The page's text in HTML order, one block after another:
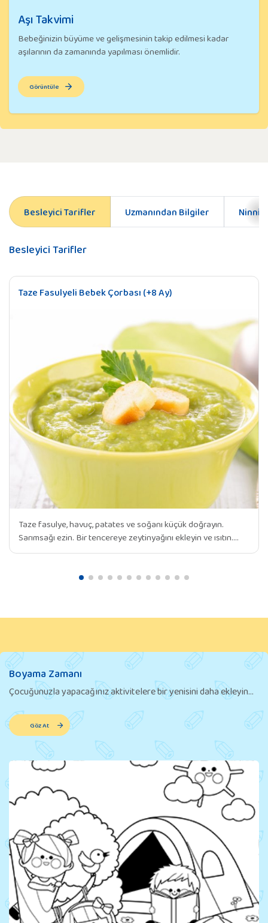
Aşı Takvimi
Bebeğinizin büyüme ve gelişmesinin takip edilmesi kadar
aşılarının da zamanında yapılması önemlidir.
Görüntüle
Besleyici Tarifler Uzmanından Bilgiler
Besleyici Tarifler
Taze Fasulyeli Bebek Çorbası (+8 Ay)
Taze fasulye, havuç, patates ve soğanı küçük doğrayın.
Sarımsağı ezin. Bir tencereye zeytinyağını ekleyin ve ısıtın.
Soğan ve sarımsağı ekleyin ve yumuşayana kadar soteleyin.
Birkaç dakika boyunca sebzeleri karıştırarak soteleyin.
pişirin. […]
Boyama Zamanı
Çocuğunuzla yapacağınız aktivitelere bir yenisini daha ekleyin...
Göz At